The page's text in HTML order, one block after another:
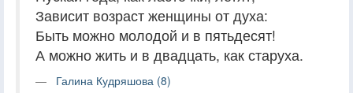
Зависит возраст женщины от духа:
Быть можно молодой и в пятьдесят!
А можно жить и в двадцать, как старуха.
Галина Кудряшова (8)